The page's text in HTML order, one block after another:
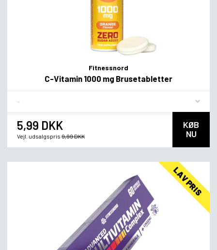
Fitnessnord
C-Vitamin 1000 mg Brusetabletter
5,99 DKK
Vejl. udsalgspris 9,99 DKK
KØB
NU
LAV PRIS